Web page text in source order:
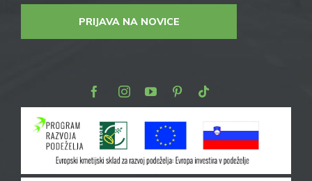
PRIJAVA NA NOVICE
FacebookInstagram
YoutubePinterest